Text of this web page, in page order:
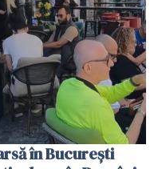
în București